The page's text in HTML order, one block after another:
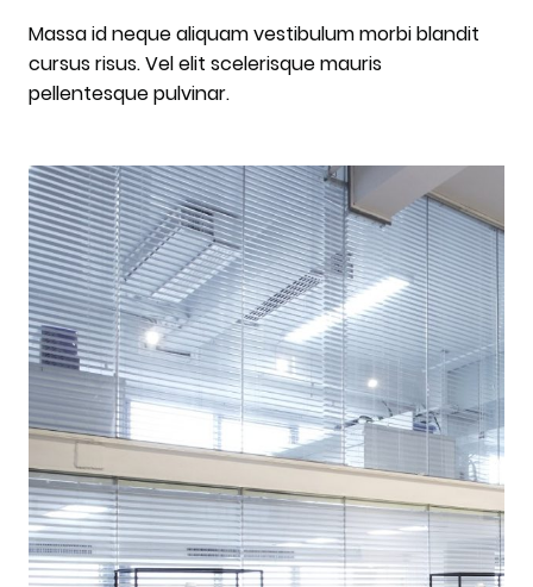
Massa id neque aliquam vestibulum morbi blandit
cursus risus. Vel elit scelerisque mauris
pellentesque pulvinar.